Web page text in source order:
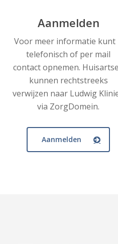
Aanmelden
Voor meer informatie kunt
telefonisch of per mail
contact opnemen.
kunnen rechtstreeks
verwijzen naar Ludwig
via ZorgDomein.
Aanmelden